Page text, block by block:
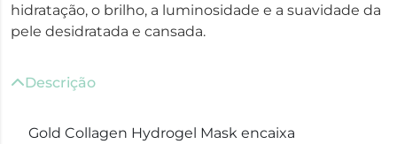
hidratação, o brilho, a luminosidade e a suavidade da
pele desidratada e cansada.
Descrição
Gold Collagen Hydrogel Mask encaixa